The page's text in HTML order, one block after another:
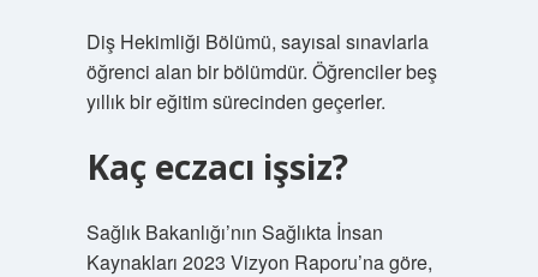
Diş Hekimliği Bölümü, sayısal sınavlarla
öğrenci alan bir bölümdür. Öğrenciler beş
yıllık bir eğitim sürecinden geçerler.
Kaç eczacı işsiz?
Sağlık Bakanlığı’nın Sağlıkta İnsan
Kaynakları 2023 Vizyon Raporu’na göre,